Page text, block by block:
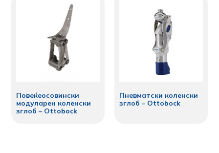
Повеќеосовински
модуларен коленски
зглоб – Ottobock
Пневматски коленски
зглоб – Ottobock